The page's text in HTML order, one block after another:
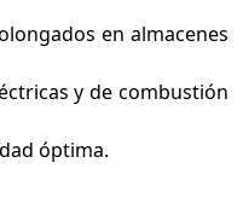
en almacenes
y de combustión
óptima.